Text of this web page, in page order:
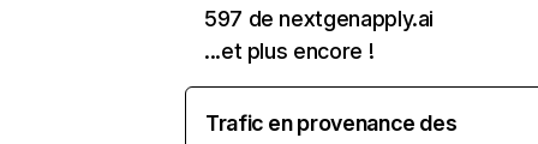
597 de nextgenapply.ai
...et plus encore !
Trafic en provenance des